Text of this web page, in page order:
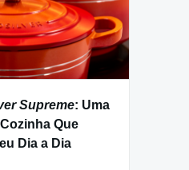
Supreme: Uma
Que
Dia a Dia